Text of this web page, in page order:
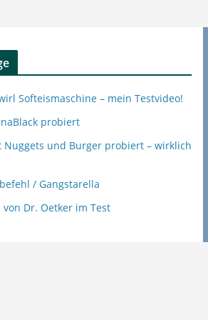
Softeismaschine – mein Testvideo!
probiert
Nuggets und Burger probiert – wirklich
/ Gangstarella
von Dr. Oetker im Test